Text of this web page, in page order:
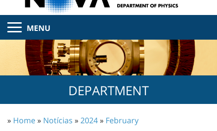
MENU
DEPARTMENT
» Home» Notícias »2024» February